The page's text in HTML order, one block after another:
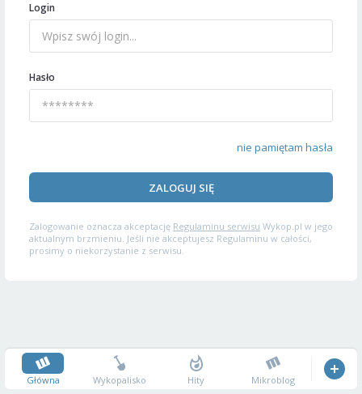
Login
Hasło
nie pamiętam hasła
ZALOGUJ SIĘ
Zalogowanie oznacza akceptację Regulaminu serwisu Wykop.pl w jego
aktualnym brzmieniu. Jeśli nie akceptujesz Regulaminu w całości,
prosimy o niekorzystanie z serwisu.
Główna Wykopalisko Hity Mikroblog